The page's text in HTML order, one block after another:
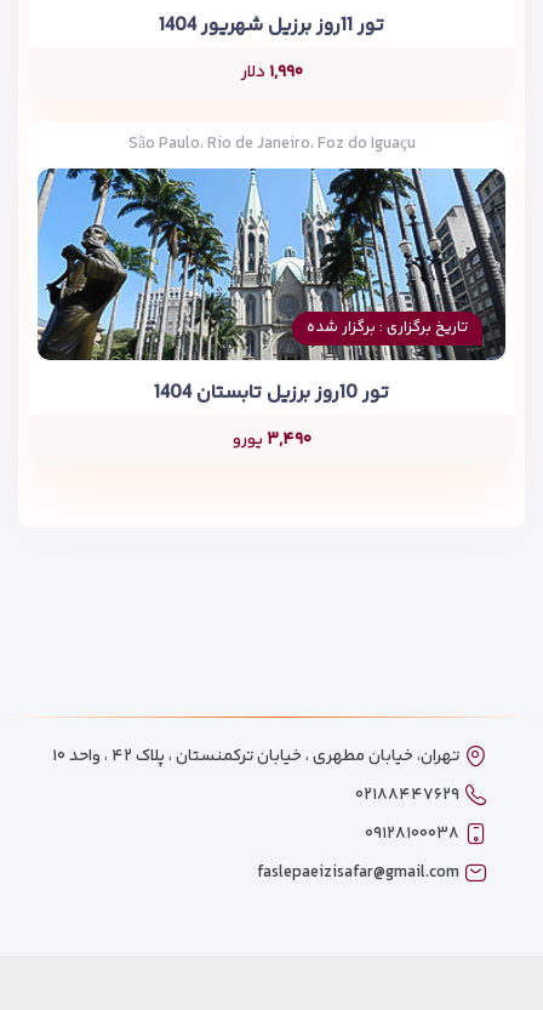
تور 11روز برزیل شهریور 1404
۱,۹۹۰ دلار
São Paulo، Rio de Janeiro، Foz do Iguaçu
تاریخ برگزاری : برگزار شده
تور 10روز برزیل تابستان 1404
۳,۴۹۰ یورو
تهران، خیابان مطهری ، خیابان ترکمنستان ، پلاک ۴۲ ، واحد ۱۰
۰۲۱۸۸۴۴۷۶۲۹
۰۹۱۲۸۱۰۰۰۳۸
faslepaeizisafar@gmail.com